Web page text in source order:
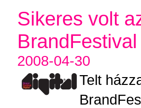
Sikeres volt
2008-04-30
Telt